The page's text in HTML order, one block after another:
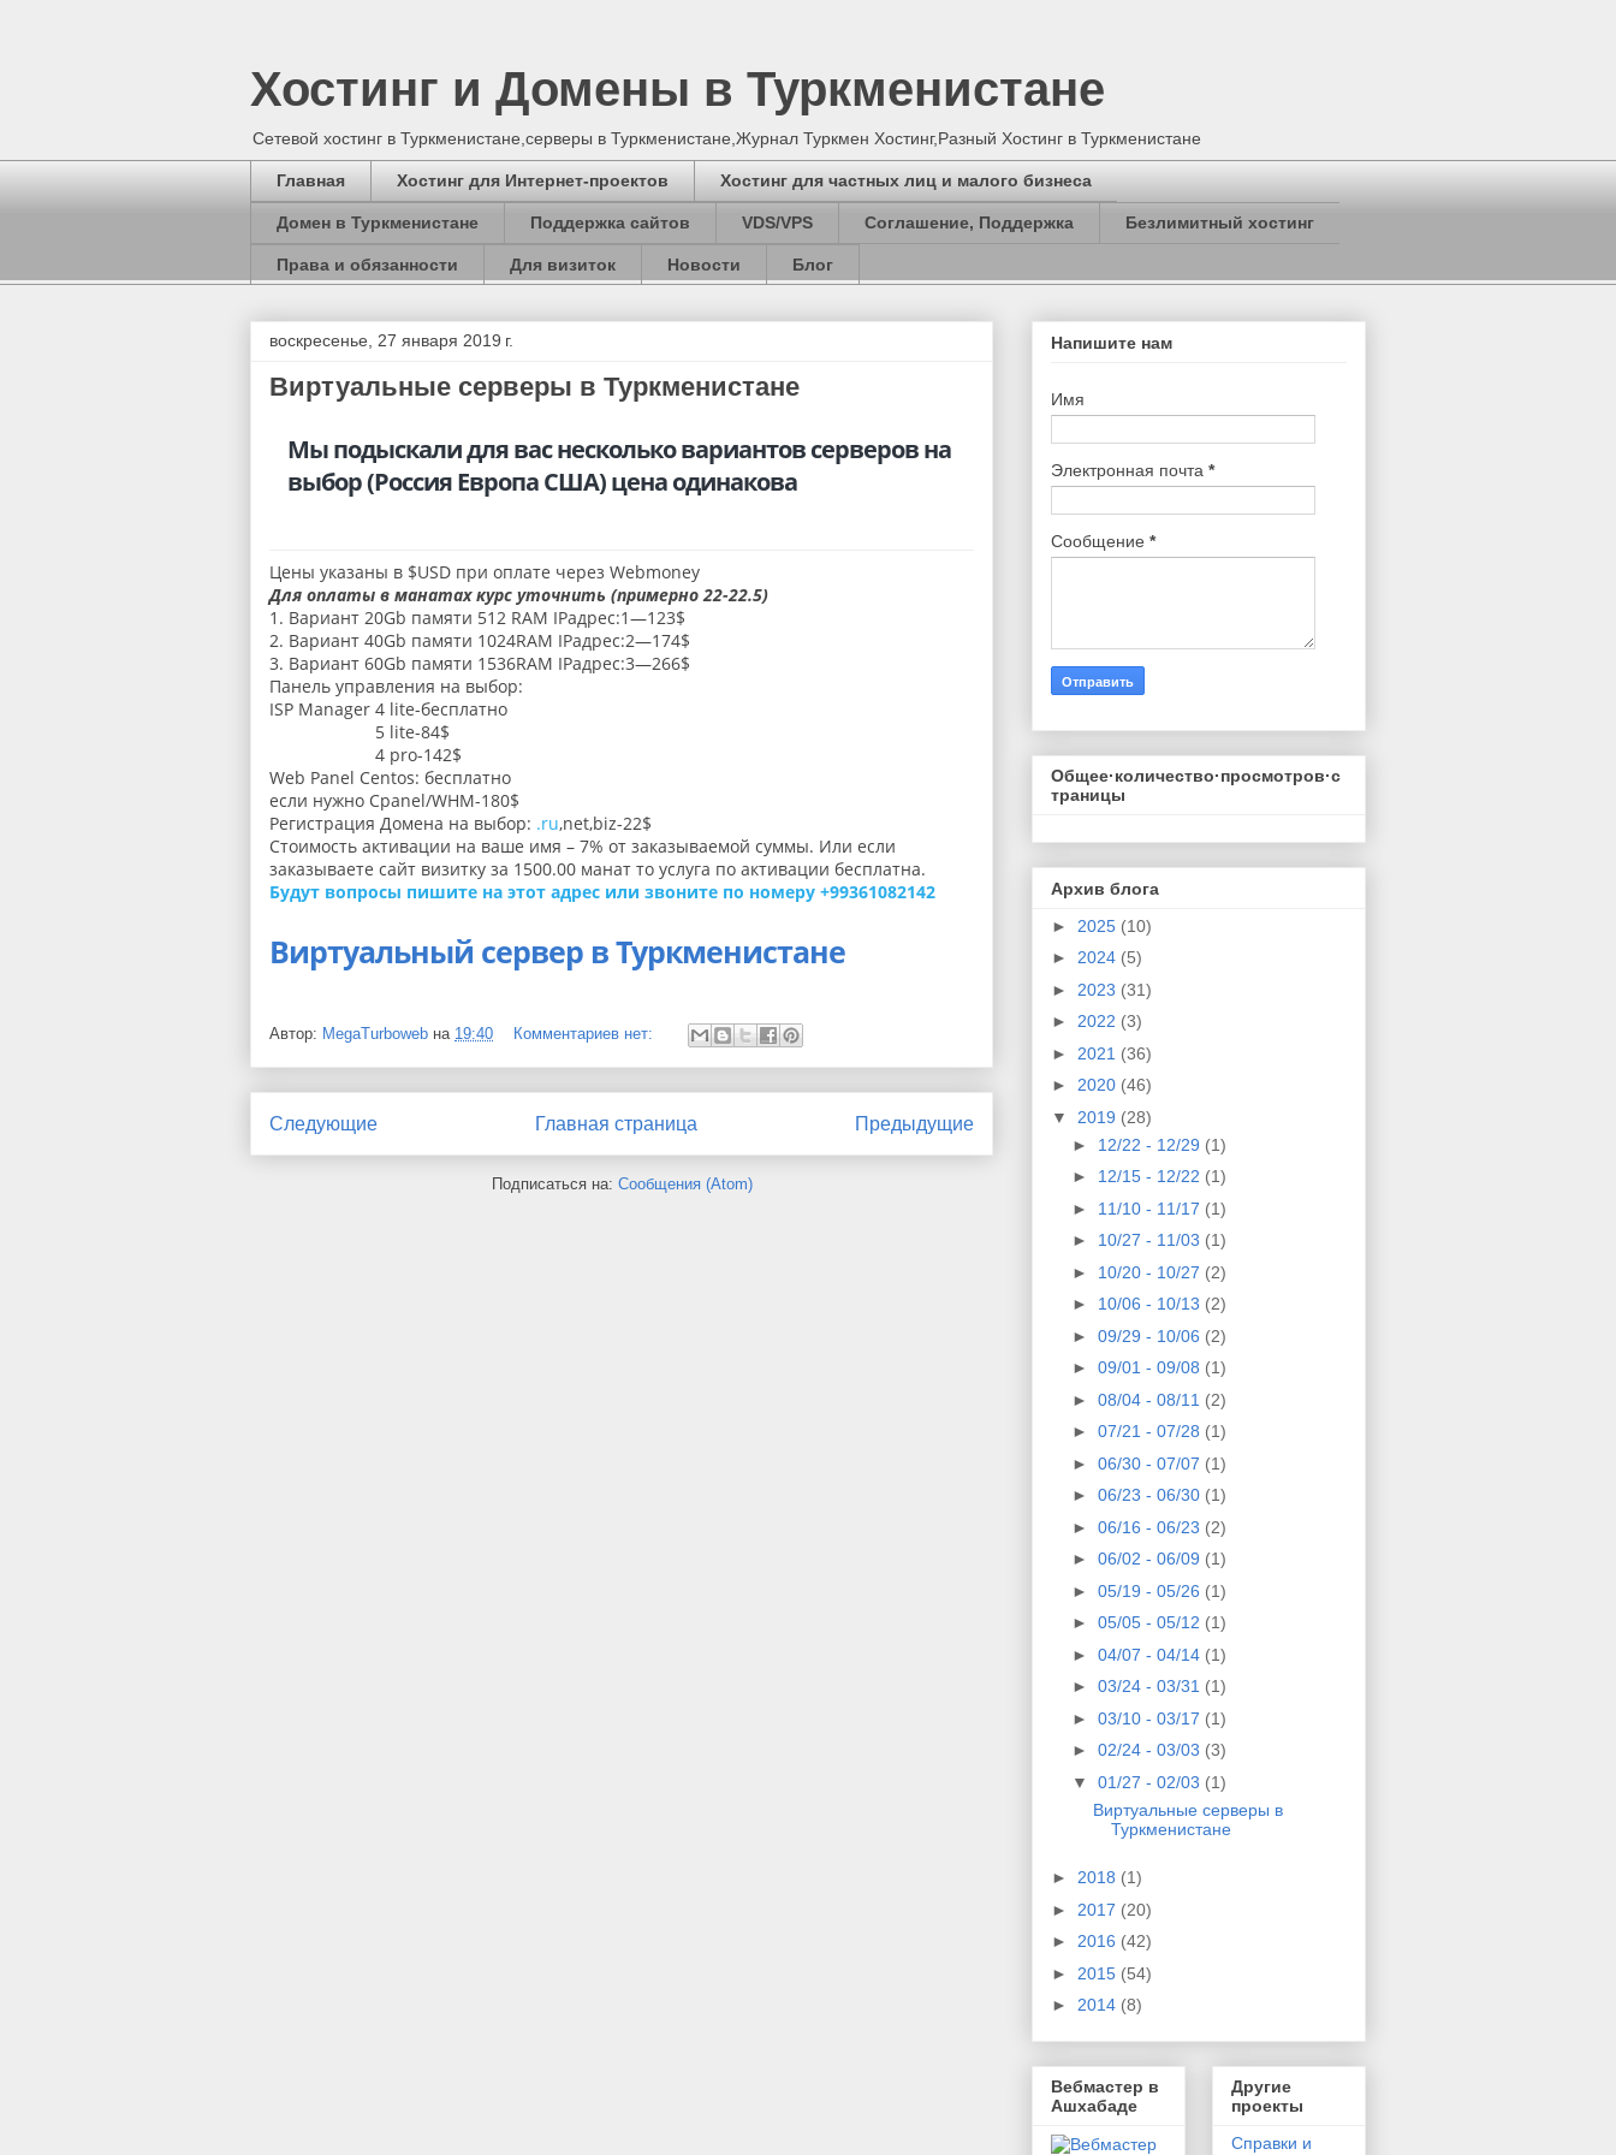
Хостинг и Домены в Туркменистане
Сетевой хостинг в Туркменистане,серверы в Туркменистане,Журнал Туркмен Хостинг,Разный Хостинг в Туркменистане
Главная Хостинг для Интернет-проектов Хостинг для частных лиц и малого бизнеса
Домен в Туркменистане Поддержка сайтов VDS/VPS Соглашение, Поддержка Безлимитный хостинг
Права и обязанности Для визиток Новости Блог
воскресенье, 27 января 2019 г.
Виртуальные серверы в Туркменистане
Мы подыскали для вас несколько вариантов серверов на
выбор (Россия Европа США) цена одинакова
Цены указаны в $USD при оплате через Webmoney
Для оплаты в манатах курс уточнить (примерно 22-22.5)
1. Вариант 20Gb памяти 512 RAM IPадрес:1—123$
2. Вариант 40Gb памяти 1024RAM IPадрес:2—174$
3. Вариант 60Gb памяти 1536RAM IPадрес:3—266$
Панель управления на выбор:
ISP Manager 4 lite-бесплатно
5 lite-84$
4 pro-142$
Web Panel Centos: бесплатно
если нужно Cpanel/WHM-180$
Регистрация Домена на выбор: .ru,net,biz-22$
Стоимость активации на ваше имя – 7% от заказываемой суммы. Или если
заказываете сайт визитку за 1500.00 манат то услуга по активации бесплатна.
Будут вопросы пишите на этот адрес или звоните по номеру +99361082142
Виртуальный сервер в Туркменистане
Автор: MegaTurboweb на 19:40 Комментариев нет:
Следующие Предыдущие
Главная страница
Подписаться на: Сообщения (Atom)
Напишите нам
Имя
Электронная почта *
Сообщение *
Общее·количество·просмотров·с
траницы
Архив блога
► 2025 (10)
► 2024 (5)
► 2023 (31)
► 2022 (3)
► 2021 (36)
► 2020 (46)
▼ 2019 (28)
► 12/22 - 12/29 (1)
► 12/15 - 12/22 (1)
► 11/10 - 11/17 (1)
► 10/27 - 11/03 (1)
► 10/20 - 10/27 (2)
► 10/06 - 10/13 (2)
► 09/29 - 10/06 (2)
► 09/01 - 09/08 (1)
► 08/04 - 08/11 (2)
► 07/21 - 07/28 (1)
► 06/30 - 07/07 (1)
► 06/23 - 06/30 (1)
► 06/16 - 06/23 (2)
► 06/02 - 06/09 (1)
► 05/19 - 05/26 (1)
► 05/05 - 05/12 (1)
► 04/07 - 04/14 (1)
► 03/24 - 03/31 (1)
► 03/10 - 03/17 (1)
► 02/24 - 03/03 (3)
▼ 01/27 - 02/03 (1)
Виртуальные серверы в
Туркменистане
► 2018 (1)
► 2017 (20)
► 2016 (42)
► 2015 (54)
► 2014 (8)
Вебмастер в
Ашхабаде
Другие
проекты
Справки и